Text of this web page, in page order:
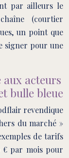
par ailleurs le
(courtier
un point que
signer pour une
acteurs
bulle bleue
revendique
du marché »
de tarifs
€ par mois pour